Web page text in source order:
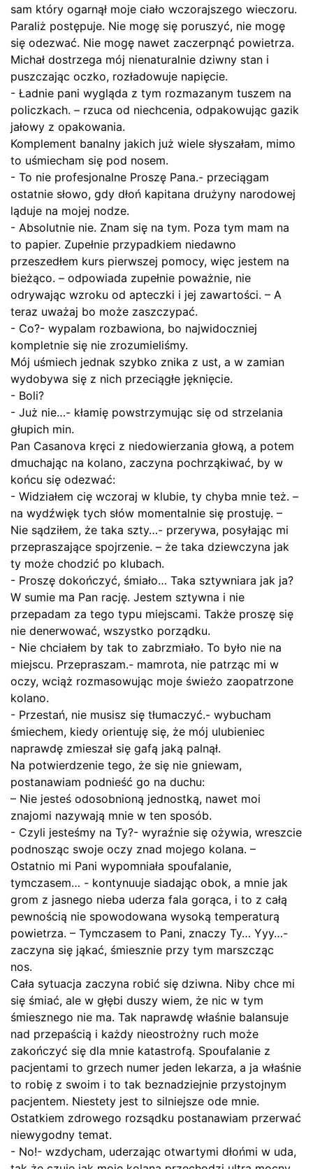
sam który ogarnął moje ciało wczorajszego wieczoru.
Paraliż postępuje. Nie mogę się poruszyć, nie mogę
się odezwać. Nie mogę nawet zaczerpnąć powietrza.
Michał dostrzega mój nienaturalnie dziwny stan i
puszczając oczko, rozładowuje napięcie.
- Ładnie pani wygląda z tym rozmazanym tuszem na
policzkach. – rzuca od niechcenia, odpakowując gazik
jałowy z opakowania.
Komplement banalny jakich już wiele słyszałam, mimo
to uśmiecham się pod nosem.
- To nie profesjonalne Proszę Pana.- przeciągam
ostatnie słowo, gdy dłoń kapitana drużyny narodowej
ląduje na mojej nodze.
- Absolutnie nie. Znam się na tym. Poza tym mam na
to papier. Zupełnie przypadkiem niedawno
przeszedłem kurs pierwszej pomocy, więc jestem na
bieżąco. – odpowiada zupełnie poważnie, nie
odrywając wzroku od apteczki i jej zawartości. – A
teraz uważaj bo może zaszczypać.
- Co?- wypalam rozbawiona, bo najwidoczniej
kompletnie się nie zrozumieliśmy.
Mój uśmiech jednak szybko znika z ust, a w zamian
wydobywa się z nich przeciągłe jęknięcie.
- Boli?
- Już nie…- kłamię powstrzymując się od strzelania
głupich min.
Pan Casanova kręci z niedowierzania głową, a potem
dmuchając na kolano, zaczyna pochrząkiwać, by w
końcu się odezwać:
- Widziałem cię wczoraj w klubie, ty chyba mnie też. –
na wydźwięk tych słów momentalnie się prostuję. –
Nie sądziłem, że taka szty…- przerywa, posyłając mi
przepraszające spojrzenie. – że taka dziewczyna jak
ty może chodzić po klubach.
- Proszę dokończyć, śmiało… Taka sztywniara jak ja?
W sumie ma Pan rację. Jestem sztywna i nie
przepadam za tego typu miejscami. Także proszę się
nie denerwować, wszystko porządku.
- Nie chciałem by tak to zabrzmiało. To było nie na
miejscu. Przepraszam.- mamrota, nie patrząc mi w
oczy, wciąż rozmasowując moje świeżo zaopatrzone
kolano.
- Przestań, nie musisz się tłumaczyć.- wybucham
śmiechem, kiedy orientuję się, że mój ulubieniec
naprawdę zmieszał się gafą jaką palnął.
Na potwierdzenie tego, że się nie gniewam,
postanawiam podnieść go na duchu:
– Nie jesteś odosobnioną jednostką, nawet moi
znajomi nazywają mnie w ten sposób.
- Czyli jesteśmy na Ty?- wyraźnie się ożywia, wreszcie
podnosząc swoje oczy znad mojego kolana. –
Ostatnio mi Pani wypomniała spoufalanie,
tymczasem… - kontynuuje siadając obok, a mnie jak
grom z jasnego nieba uderza fala gorąca, i to z całą
pewnością nie spowodowana wysoką temperaturą
powietrza. – Tymczasem to Pani, znaczy Ty… Yyy…-
zaczyna się jąkać, śmiesznie przy tym marszcząc
nos.
Cała sytuacja zaczyna robić się dziwna. Niby chce mi
się śmiać, ale w głębi duszy wiem, że nic w tym
śmiesznego nie ma. Tak naprawdę właśnie balansuje
nad przepaścią i każdy nieostrożny ruch może
zakończyć się dla mnie katastrofą. Spoufalanie z
pacjentami to grzech numer jeden lekarza, a ja właśnie
to robię z swoim i to tak beznadziejnie przystojnym
pacjentem. Niestety jest to silniejsze ode mnie.
Ostatkiem zdrowego rozsądku postanawiam przerwać
niewygodny temat.
- No!- wzdycham, uderzając otwartymi dłońmi w uda,